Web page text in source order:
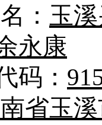
： 玉
永康
码：
省玉